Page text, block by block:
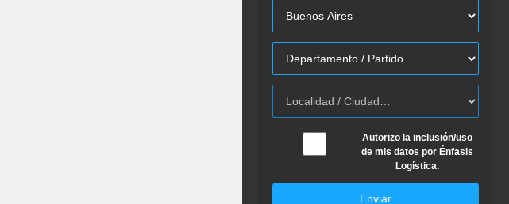
Autorizo la inclusión/uso
de mis datos por Énfasis
Logística.
Enviar